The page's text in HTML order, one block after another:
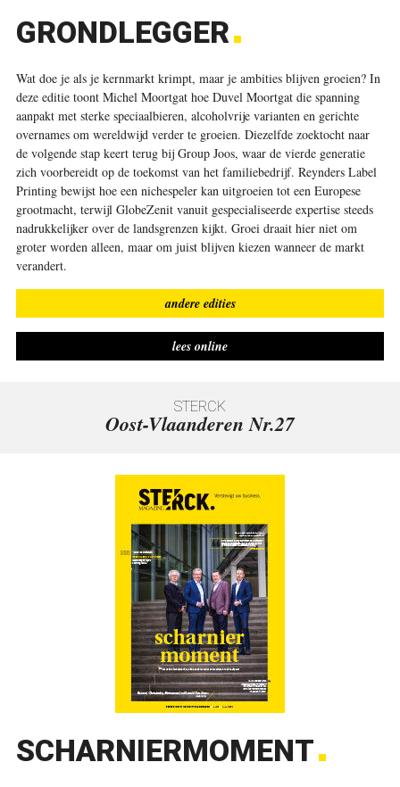
GRONDLEGGER
Wat doe je als je kernmarkt krimpt, maar je ambities blijven groeien? In
deze editie toont Michel Moortgat hoe Duvel Moortgat die spanning
aanpakt met sterke speciaalbieren, alcoholvrije varianten en gerichte
overnames om wereldwijd verder te groeien. Diezelfde zoektocht naar
de volgende stap keert terug bij Group Joos, waar de vierde generatie
zich voorbereidt op de toekomst van het familiebedrijf. Reynders Label
Printing bewijst hoe een nichespeler kan uitgroeien tot een Europese
grootmacht, terwijl GlobeZenit vanuit gespecialiseerde expertise steeds
nadrukkelijker over de landsgrenzen kijkt. Groei draait hier niet om
groter worden alleen, maar om juist blijven kiezen wanneer de markt
verandert.
andere edities
lees online
Oost-Vlaanderen Nr.27
SCHARNIERMOMENT